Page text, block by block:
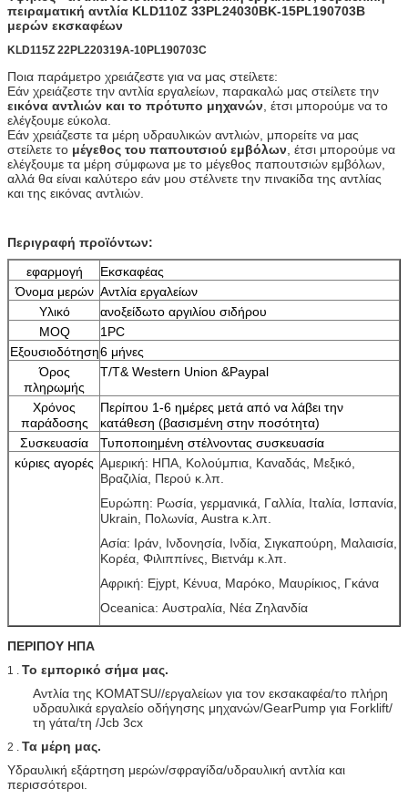
πειραματική αντλία KLD110Z 33PL24030BK-15PL190703B
μερών εκσκαφέων
KLD115Z 22PL220319A-10PL190703C
Ποια παράμετρο χρειάζεστε για να μας στείλετε:
Εάν χρειάζεστε την αντλία εργαλείων, παρακαλώ μας στείλετε την
εικόνα αντλιών και το πρότυπο μηχανών , έτσι μπορούμε να το
ελέγξουμε εύκολα.
Εάν χρειάζεστε τα μέρη υδραυλικών αντλιών, μπορείτε να μας
στείλετε το μέγεθος του παπουτσιού εμβόλων , έτσι μπορούμε να
ελέγξουμε τα μέρη σύμφωνα με το μέγεθος παπουτσιών εμβόλων,
αλλά θα είναι καλύτερο εάν μου στέλνετε την πινακίδα της αντλίας
και της εικόνας αντλιών.
Περιγραφή προϊόντων:
εφαρμογή
Εκσκαφέας
Όνομα μερών Αντλία εργαλείων
Υλικό
ανοξείδωτο αργιλίου σιδήρου
MOQ
1PC
Εξουσιοδότηση6 μήνες
Όρος
πληρωμής
T/T& Western Union &Paypal
Χρόνος
παράδοσης
Περίπου 1-6 ημέρες μετά από να λάβει την
κατάθεση (βασισμένη στην ποσότητα)
Συσκευασία
Τυποποιημένη στέλνοντας συσκευασία
κύριες αγορές Αμερική: ΗΠΑ, Κολούμπια, Καναδάς, Μεξικό,
Βραζιλία, Περού κ.λπ.
Ευρώπη: Ρωσία, γερμανικά, Γαλλία, Ιταλία, Ισπανία,
Ukrain, Πολωνία, Austra κ.λπ.
Ασία: Ιράν, Ινδονησία, Ινδία, Σιγκαπούρη, Μαλαισία,
Κορέα, Φιλιππίνες, Βιετνάμ κ.λπ.
Αφρική: Ejypt, Κένυα, Μαρόκο, Μαυρίκιος, Γκάνα
Oceanica: Αυστραλία, Νέα Ζηλανδία
ΠΕΡΙΠΟΥ ΗΠΑ
1 . Το εμπορικό σήμα μας.
Αντλία της KOMATSU//εργαλείων για τον εκσακαφέα/το πλήρη
υδραυλικά εργαλείο οδήγησης μηχανών/GearPump για Forklift/
τη γάτα/τη /Jcb 3cx
2 . Τα μέρη μας.
Υδραυλική εξάρτηση μερών/σφραγίδα/υδραυλική αντλία και
περισσότεροι.